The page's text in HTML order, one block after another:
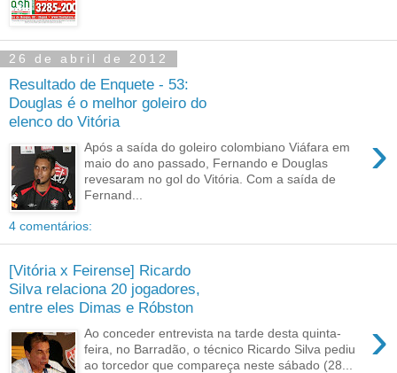
26 de abril de 2012
Resultado de Enquete - 53:
Douglas é o melhor goleiro do
elenco do Vitória
›
Após a saída do goleiro colombiano Viáfara em
maio do ano passado, Fernando e Douglas
revesaram no gol do Vitória. Com a saída de
Fernand...
4 comentários:
[Vitória x Feirense] Ricardo
Silva relaciona 20 jogadores,
entre eles Dimas e Róbston
›
Ao conceder entrevista na tarde desta quinta-
feira, no Barradão, o técnico Ricardo Silva pediu
ao torcedor que compareça neste sábado (28...